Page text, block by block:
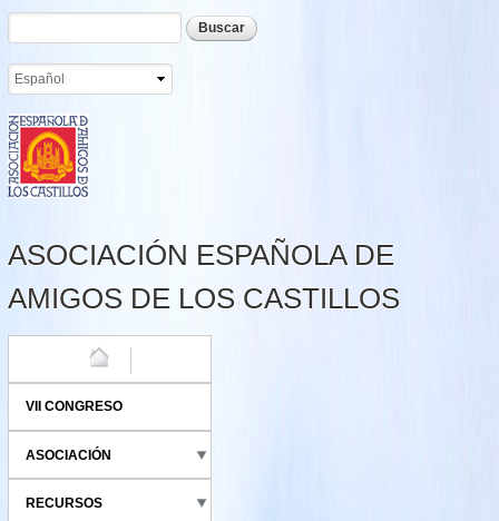
Pasar al
contenido
Formulario de búsqueda
Buscar
ASOCIACIÓN ESPAÑOLA DE
AMIGOS DE LOS CASTILLOS
VII CONGRESO
ASOCIACIÓN
RECURSOS